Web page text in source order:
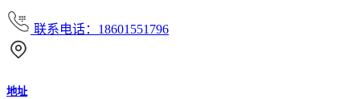
联系电话：18601551796
地址